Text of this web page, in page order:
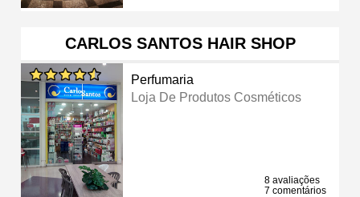
CARLOS SANTOS HAIR SHOP
Perfumaria
Loja De Produtos Cosméticos
8 avaliações
7 comentários